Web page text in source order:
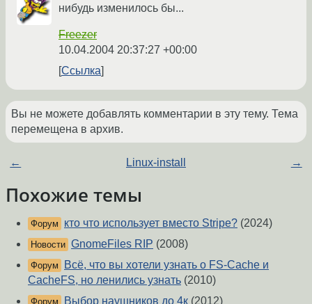
нибудь изменилось бы...
Freezer
10.04.2004 20:37:27 +00:00
Ссылка
Вы не можете добавлять комментарии в эту тему. Тема
перемещена в архив.
← Linux-install →
Похожие темы
Форум кто что использует вместо Stripe? (2024)
Новости GnomeFiles RIP (2008)
Форум
Всё, что вы хотели узнать о FS-Cache и
CacheFS, но ленились узнать (2010)
Форум Выбор наушников до 4к (2012)